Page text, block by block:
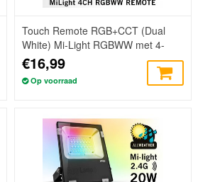
Touch Remote RGB+CCT (Dual
White) Mi-Light RGBWW met 4-
kanalen
€16,99
Op voorraad